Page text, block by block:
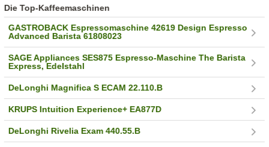
Die Top-Kaffeemaschinen
GASTROBACK Espressomaschine 42619 Design Espresso
Advanced Barista 61808023
SAGE Appliances SES875 Espresso-Maschine The Barista
Express, Edelstahl
DeLonghi Magnifica S ECAM 22.110.B
KRUPS Intuition Experience+ EA877D
DeLonghi Rivelia Exam 440.55.B